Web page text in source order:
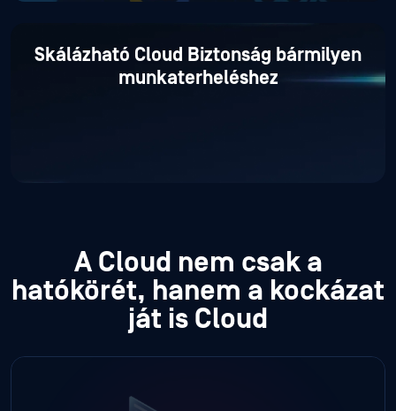
Skálázható Cloud Biztonság bármilyen
munkaterheléshez
A Cloud nem csak a
hatókörét, hanem a kockázat
ját is Cloud